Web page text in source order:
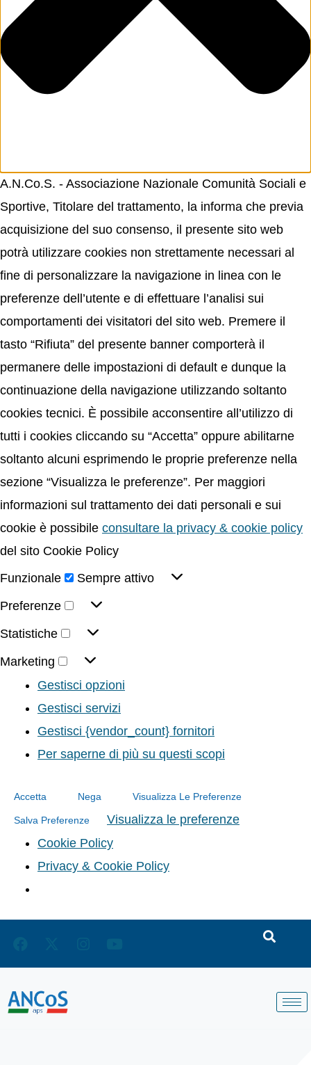
A.N.Co.S. - Associazione Nazionale Comunità Sociali e
Sportive, Titolare del trattamento, la informa che previa
acquisizione del suo consenso, il presente sito web
potrà utilizzare cookies non strettamente necessari al
fine di personalizzare la navigazione in linea con le
preferenze dell’utente e di effettuare l’analisi sui
comportamenti dei visitatori del sito web. Premere il
tasto “Rifiuta” del presente banner comporterà il
permanere delle impostazioni di default e dunque la
continuazione della navigazione utilizzando soltanto
cookies tecnici. È possibile acconsentire all’utilizzo di
tutti i cookies cliccando su “Accetta” oppure abilitarne
soltanto alcuni esprimendo le proprie preferenze nella
sezione “Visualizza le preferenze”. Per maggiori
informazioni sul trattamento dei dati personali e sui
cookie è possibile consultare la privacy & cookie policy
del sito Cookie Policy
Funzionale
Sempre attivo
Preferenze
Statistiche
Marketing
Gestisci opzioni
Gestisci servizi
Gestisci {vendor_count} fornitori
Per saperne di più su questi scopi
Accetta Nega Visualizza Le Preferenze
Salva Preferenze
Visualizza le preferenze
Cookie Policy
Privacy & Cookie Policy